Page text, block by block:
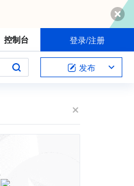
控制台 登录/注册
发布